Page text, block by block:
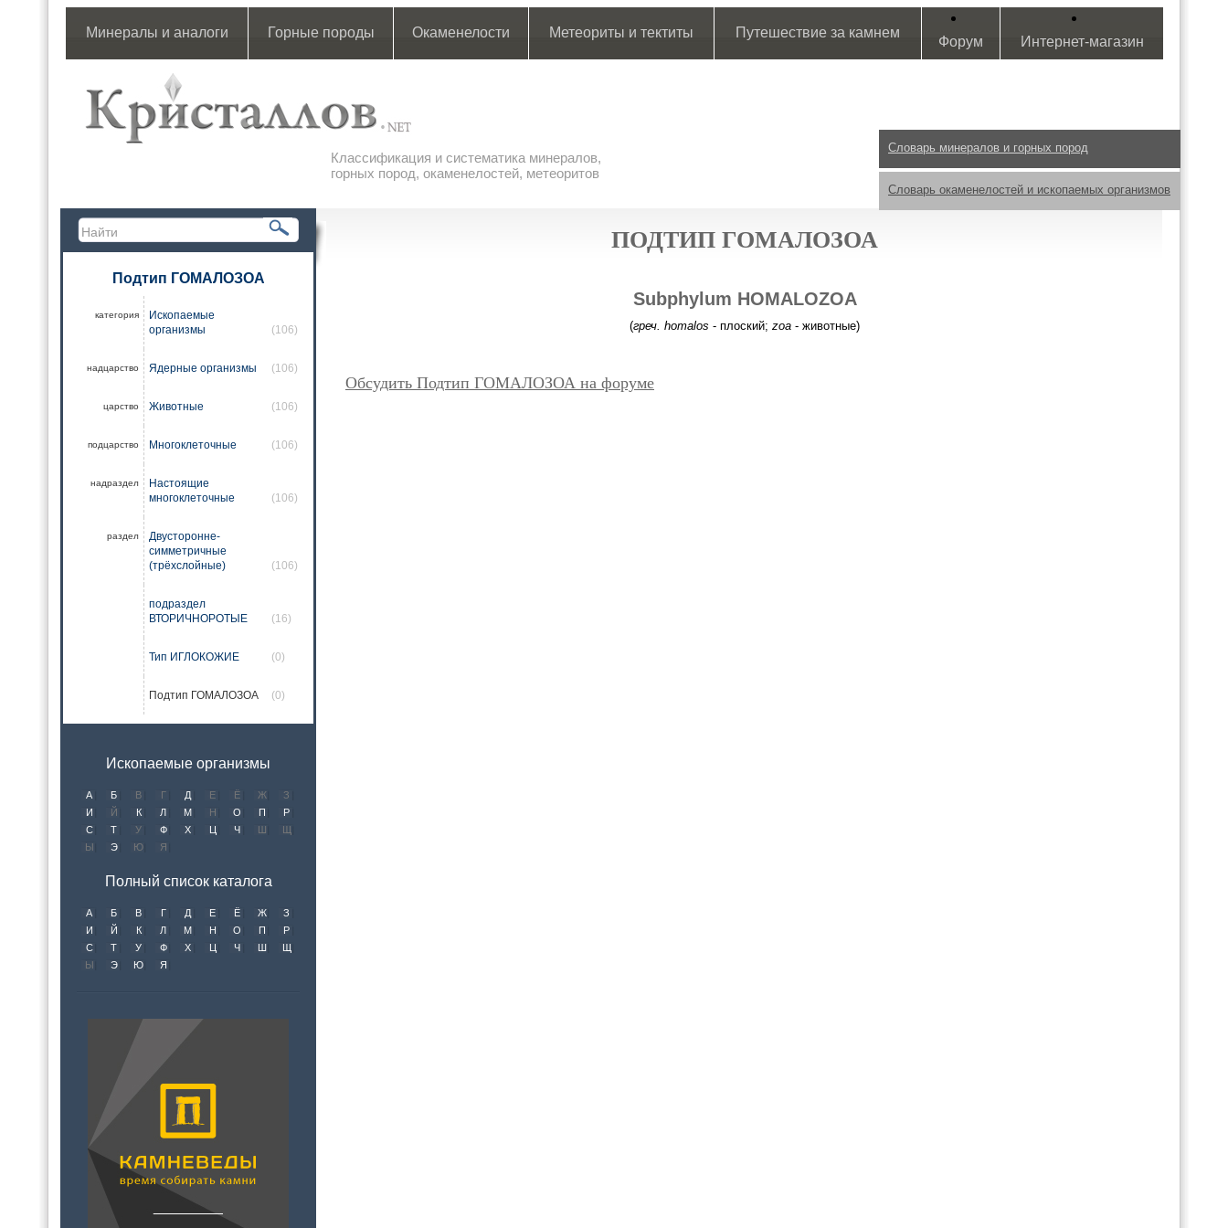
Минералы и аналоги Горные породы Окаменелости Метеориты и тектиты Путешествие за камнем
Форум Интернет-магазин
Классификация и систематика минералов,
горных пород, окаменелостей, метеоритов
Словарь минералов и горных пород
Словарь окаменелостей и ископаемых организмов
Подтип ГОМАЛОЗОА
категория
Ископаемые
организмы
(106)
надцарство Ядерные организмы (106)
царство Животные (106)
подцарство Многоклеточные (106)
надраздел
Настоящие
многоклеточные
(106)
раздел
Двусторонне-
симметричные
(трёхслойные)
(106)
подраздел
ВТОРИЧНОРОТЫЕ
(16)
Тип ИГЛОКОЖИЕ (0)
Подтип ГОМАЛОЗОА (0)
Ископаемые организмы
А Б В Г Д Е Ё Ж
З
И
Й К Л М Н О П
Р
С
Т У Ф Х Ц Ч Ш
Щ
Ы
Э Ю Я
Полный список каталога
А Б В Г Д Е Ё Ж
З
И
Й К Л М Н О П
Р
С
Т У Ф Х Ц Ч Ш
Щ
Ы
Э Ю Я
ПОДТИП ГОМАЛОЗОА
Subphylum HOMALOZOA
(греч. homalos - плоский; zoa - животные)
Обсудить Подтип ГОМАЛОЗОА на форуме